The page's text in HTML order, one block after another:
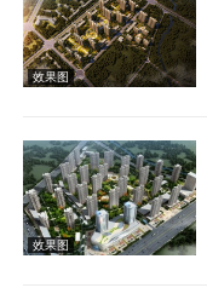
效果图